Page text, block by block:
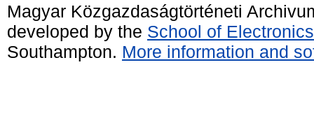
Magyar Közgazdaságtörténeti
developed by the School of
Southampton. More information and